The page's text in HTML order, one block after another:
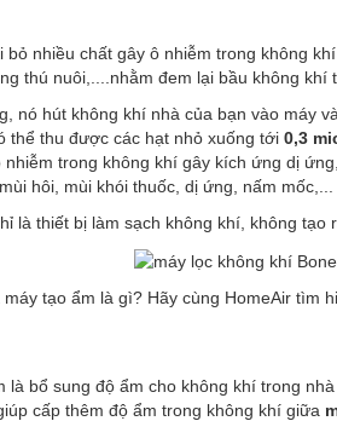
nhiều chất gây ô nhiễm trong không
thú nuôi,....nhằm đem lại bầu không khí
nó hút không khí nhà của bạn vào máy
thể thu được các hạt nhỏ xuống tới 0,3
trong không khí gây kích ứng dị
hôi, mùi khói thuốc, dị ứng, nấm mốc,...
là thiết bị làm sạch không khí, không
tạo ẩm là gì? Hãy cùng HomeAir tìm
là bổ sung độ ẩm cho không khí trong
cấp thêm độ ẩm trong không khí giữa